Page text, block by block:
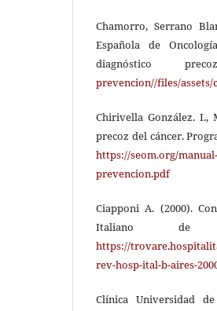
Chamorro, Serrano
Española de
diagnóstico
prevencion//files/
Chirivella González. I.,
precoz del cáncer.
https://seom.org/
prevencion.pdf
Ciapponi A. (2000).
Italiano de
https://
rev-hosp-ital-b-aires-
Clínica Universidad